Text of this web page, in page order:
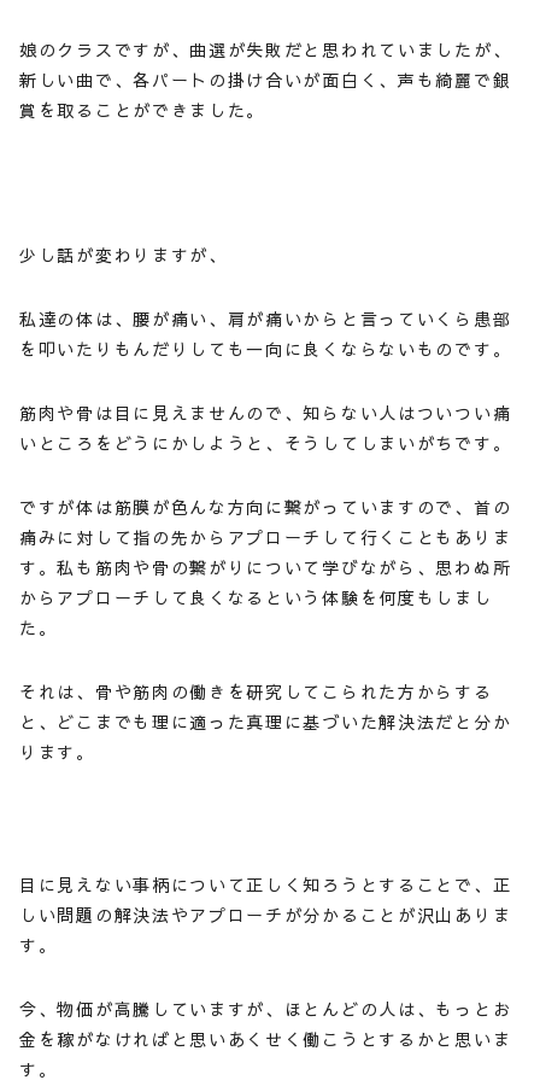
娘のクラスですが、曲選が失敗だと思われていましたが、
新しい曲で、各パートの掛け合いが面白く、声も綺麗で銀
賞を取ることができました。
少し話が変わりますが、
私達の体は、腰が痛い、肩が痛いからと言っていくら患部
を叩いたりもんだりしても一向に良くならないものです。
筋肉や骨は目に見えませんので、知らない人はついつい痛
いところをどうにかしようと、そうしてしまいがちです。
ですが体は筋膜が色んな方向に繋がっていますので、首の
痛みに対して指の先からアプローチして行くこともありま
す。私も筋肉や骨の繋がりについて学びながら、思わぬ所
からアプローチして良くなるという体験を何度もしまし
た。
それは、骨や筋肉の働きを研究してこられた方からする
と、どこまでも理に適った真理に基づいた解決法だと分か
ります。
目に見えない事柄について正しく知ろうとすることで、正
しい問題の解決法やアプローチが分かることが沢山ありま
す。
今、物価が高騰していますが、ほとんどの人は、もっとお
金を稼がなければと思いあくせく働こうとするかと思いま
す。